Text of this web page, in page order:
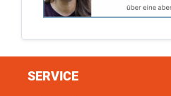
SERVICE